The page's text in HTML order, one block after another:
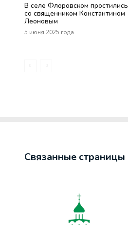
В селе Флоровском простились
со священником Константином
Леоновым
5 июня 2025 года
Связанные страницы